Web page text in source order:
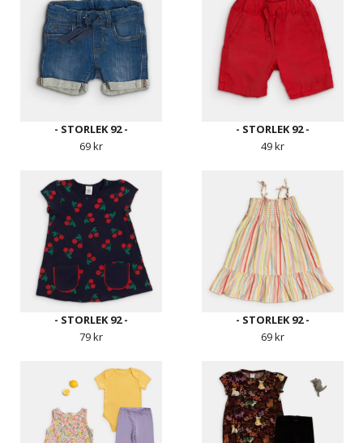
- STORLEK 92 -
69 kr
- STORLEK 92 -
49 kr
- STORLEK 92 -
79 kr
- STORLEK 92 -
69 kr